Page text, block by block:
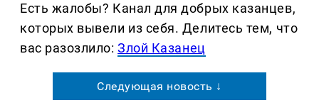
Есть жалобы? Канал для добрых казанцев,
которых вывели из себя. Делитеcь тем, что
вас разозлило:Злой Казанец
Следующая новость ↓